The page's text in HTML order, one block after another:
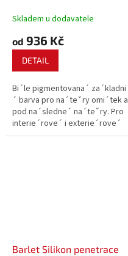
Skladem u dodavatele
od 936 Kč
DETAIL
Bi´le pigmentovana´ za´kladni
´ barva pro na´teˇry omi´tek a
pod na´sledne´ na´teˇry. Pro
interie´rove´ i exterie´rove´
pouzˇiti´. Neobsahuje
Barlet Silikon penetrace